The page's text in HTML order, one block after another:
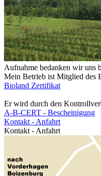
Aufnahme bedanken wir uns
Mein Betrieb ist Mitglied des
Bioland Zertifikat
Er wird durch den
A-B-CERT - Bescheinigung
Kontakt - Anfahrt
Kontakt - Anfahrt